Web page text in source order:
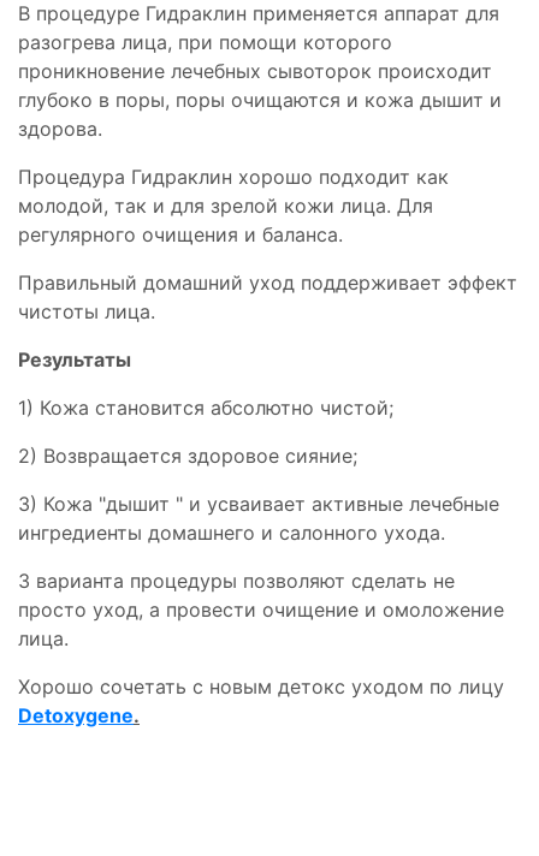
В процедуре Гидраклин применяется аппарат для
разогрева лица, при помощи которого
проникновение лечебных сывоторок происходит
глубоко в поры, поры очищаются и кожа дышит и
здорова.
Процедура Гидраклин хорошо подходит как
молодой, так и для зрелой кожи лица. Для
регулярного очищения и баланса.
Правильный домашний уход поддерживает эффект
чистоты лица.
Результаты
1) Кожа становится абсолютно чистой;
2) Возвращается здоровое сияние;
3) Кожа "дышит " и усваивает активные лечебные
ингредиенты домашнего и салонного ухода.
З варианта процедуры позволяют сделать не
просто уход, а провести очищение и омоложение
лица.
Хорошо сочетать с новым детокс уходом по лицу
Detoxygene.